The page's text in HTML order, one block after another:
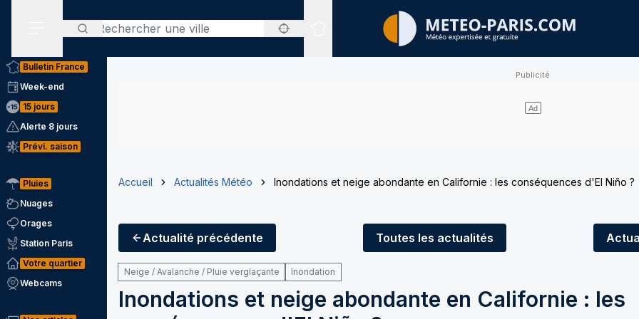
Rechercher
Sites expertisés
Bulletin France
Week-end
15 jours
Alerte 8 jours
Prévi. saison
Pluies
Nuages
Orages
Station Paris
Votre quartier
Webcams
Accueil Actualités Météo Inondations et neige abondante en Californie : les conséquences d'El Niño ?
Actualité précédente Toutes les actualités
Neige / Avalanche / Pluie verglaçante Inondation
Inondations et neige abondante en Californie : les